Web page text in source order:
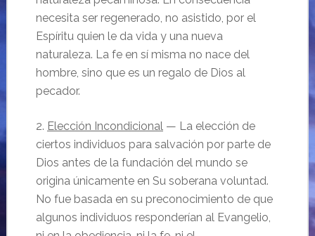
necesita ser regenerado, no asistido, por el
Espíritu quien le da vida y una nueva
naturaleza. La fe en sí misma no nace del
hombre, sino que es un regalo de Dios al
pecador.
2. Elección Incondicional— La elección de
ciertos individuos para salvación por parte de
Dios antes de la fundación del mundo se
origina únicamente en Su soberana voluntad.
No fue basada en su preconocimiento de que
algunos individuos responderían al Evangelio,